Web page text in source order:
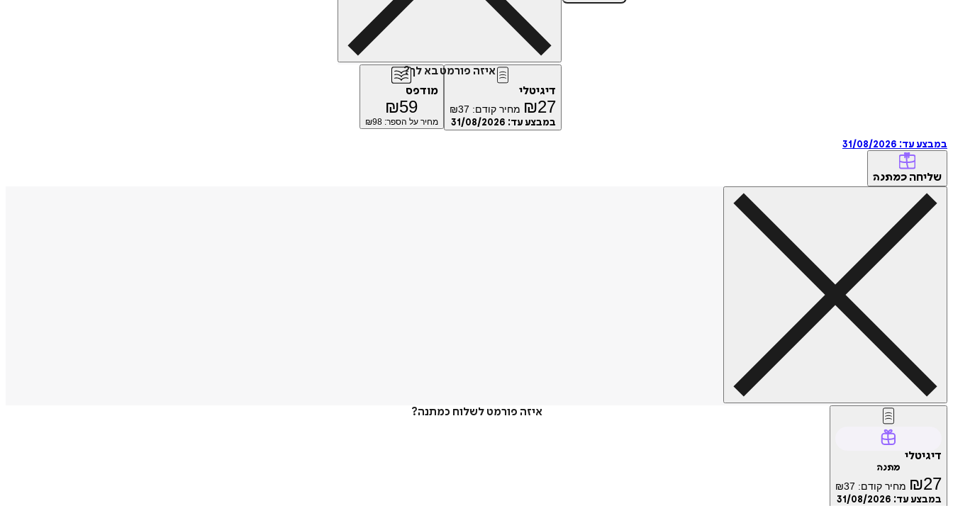
איזה פורמט בא לך?
דיגיטלי
₪27 מחיר קודם: ₪37
במבצע עד: 31/08/2026
מודפס
₪59
מחיר על הספר: ₪98
במבצע עד: 31/08/2026
שליחה כמתנה
איזה פורמט לשלוח כמתנה?
דיגיטלי
מתנה
₪27 מחיר קודם: ₪37
במבצע עד: 31/08/2026